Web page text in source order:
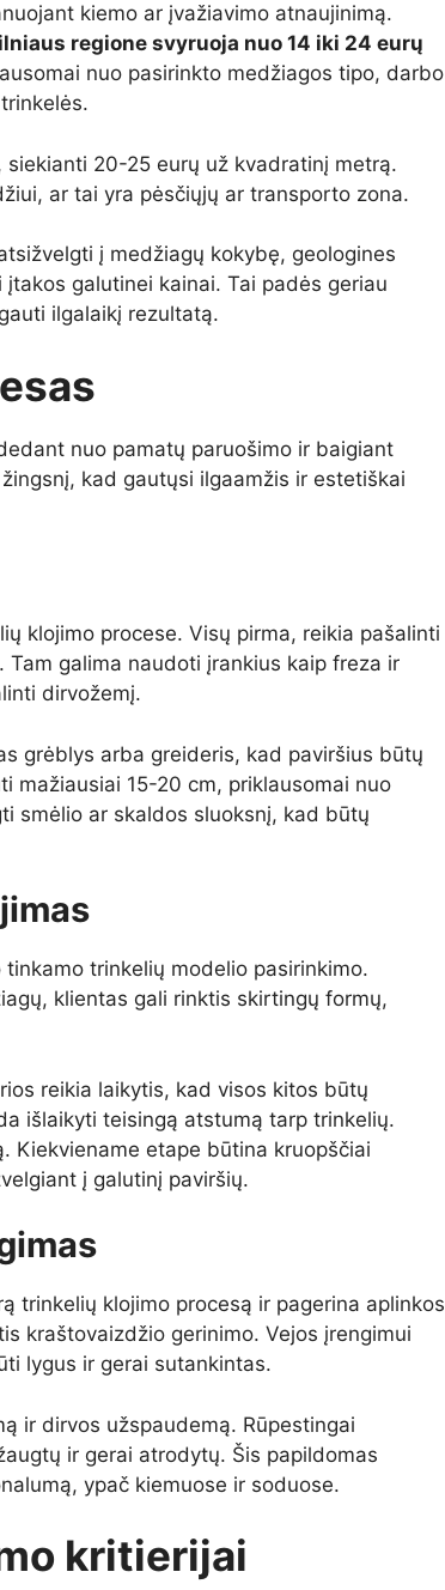
kiemo ar įvažiavimo atnaujinimą.
regione svyruoja nuo 14 iki 24 eurų
nuo pasirinkto medžiagos tipo, darbo
20-25 eurų už kvadratinį metrą.
ar tai yra pėsčiųjų ar transporto zona.
į medžiagų kokybę, geologines
galutinei kainai. Tai padės geriau
ilgalaikį rezultatą.
nuo pamatų paruošimo ir baigiant
kad gautųsi ilgaamžis ir estetiškai
klojimo procese. Visų pirma, reikia pašalinti
galima naudoti įrankius kaip freza ir
dirvožemį.
grėblys arba greideris, kad paviršius būtų
mažiausiai 15-20 cm, priklausomai nuo
smėlio ar skaldos sluoksnį, kad būtų
trinkelių modelio pasirinkimo.
klientas gali rinktis skirtingų formų,
reikia laikytis, kad visos kitos būtų
išlaikyti teisingą atstumą tarp trinkelių.
Kiekviename etape būtina kruopščiai
į galutinį paviršių.
trinkelių klojimo procesą ir pagerina aplinkos
kraštovaizdžio gerinimo. Vejos įrengimui
lygus ir gerai sutankintas.
ir dirvos užspaudemą. Rūpestingai
ir gerai atrodytų. Šis papildomas
ypač kiemuose ir soduose.
kritierijai